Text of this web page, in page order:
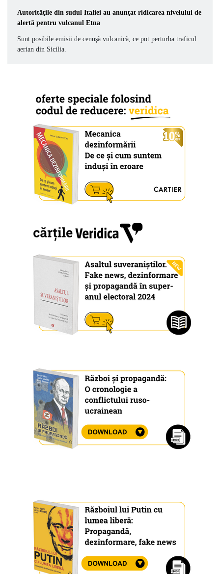
Autorităţile din sudul Italiei au anunţat ridicarea nivelului de
alertă pentru vulcanul Etna
Sunt posibile emisii de cenuşă vulcanică, ce pot perturba traficul
aerian din Sicilia.